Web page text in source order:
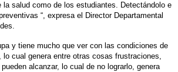
la salud como de los estudiantes. Detectándolo e
“, expresa el Director Departamental
y tiene mucho que ver con las condiciones de
cual genera entre otras cosas frustraciones,
alcanzar, lo cual de no lograrlo, genera